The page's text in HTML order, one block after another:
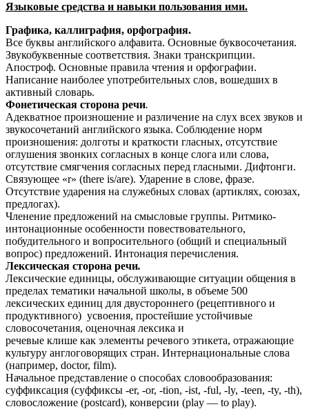
Языковые средства и навыки пользования ими.
Графика, каллиграфия, орфография.
Все буквы английского алфавита. Основные буквосочетания.
Звукобуквенные соответствия. Знаки транскрипции.
Апостроф. Основные правила чтения и орфографии.
Написание наиболее употребительных слов, вошедших в
активный словарь.
Фонетическая сторона речи.
Адекватное произношение и различение на слух всех звуков и
звукосочетаний английского языка. Соблюдение норм
произношения: долготы и краткости гласных, отсутствие
оглушения звонких согласных в конце слога или слова,
отсутствие смягчения согласных перед гласными. Дифтонги.
Связующее «r» (there is/are). Ударение в слове, фразе.
Отсутствие ударения на служебных словах (артиклях, союзах,
предлогах).
Членение предложений на смысловые группы. Ритмико-
интонационные особенности повествовательного,
побудительного и вопросительного (общий и специальный
вопрос) предложений. Интонация перечисления.
Лексическая сторона речи.
Лексические единицы, обслуживающие ситуации общения в
пределах тематики начальной школы, в объеме 500
лексических единиц для двустороннего (рецептивного и
продуктивного) усвоения, простейшие устойчивые
словосочетания, оценочная лексика и
речевые клише как элементы речевого этикета, отражающие
культуру англоговорящих стран. Интернациональные слова
(например, doctor, film).
Начальное представление о способах словообразования:
суффиксация (суффиксы -er, -or, -tion, -ist, -ful, -ly, -teen, -ty, -th),
словосложение (postcard), конверсии (play — to play).